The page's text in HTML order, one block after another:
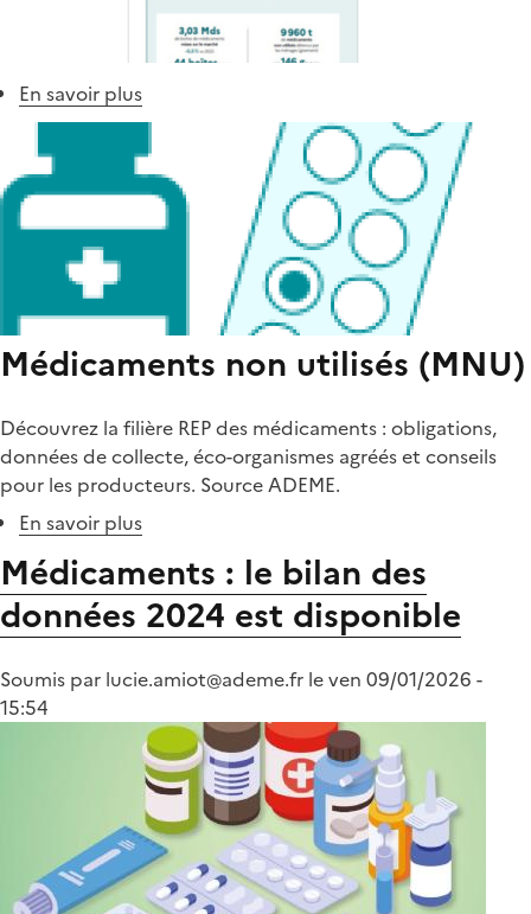
En savoir plus
Infographie
des
données
2024
sur
médicaments
(MNU)
Médicaments non utilisés (MNU)
Découvrez la filière REP des médicaments : obligations,
données de collecte, éco-organismes agréés et conseils
pour les producteurs. Source ADEME.
En savoir plus
non
utilisés
(MNU)
Médicaments : le bilan des
données 2024 est disponible
Soumis par lucie.amiot@ademe.fr leven 09/01/2026 -
15:54